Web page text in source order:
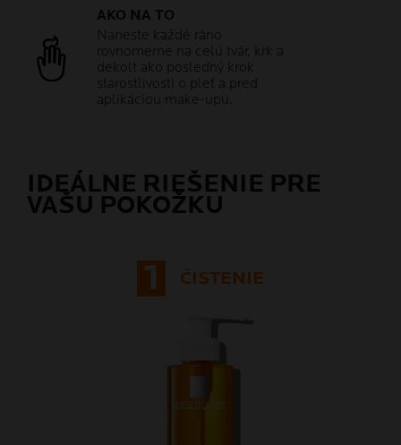
AKO NA TO
Naneste každé ráno
rovnomerne na celú tvár, krk a
dekolt ako posledný krok
starostlivosti o pleť a pred
aplikáciou make-upu.
IDEÁLNE RIEŠENIE PRE
VAŠU POKOŽKU
1 ČISTENIE